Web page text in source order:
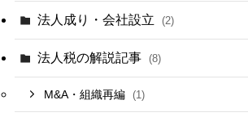
法人成り・会社設立 (2)
法人税の解説記事 (8)
M&A・組織再編 (1)